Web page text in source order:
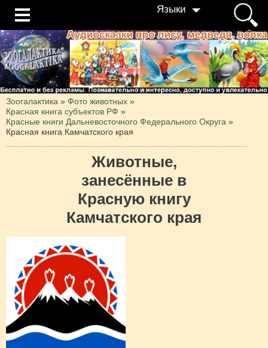
Языки
Зоогалактика » Фото животных »
Красная книга субъектов РФ »
Красные книги Дальневосточного Федерального Округа »
Красная книга Камчатского края
Животные,
занесённые в
Красную книгу
Камчатского края